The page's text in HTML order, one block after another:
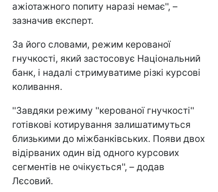
ажіотажного попиту наразі немає'', –
зазначив експерт.
За його словами, режим керованої
гнучкості, який застосовує Національний
банк, і надалі стримуватиме різкі курсові
коливання.
''Завдяки режиму ''керованої гнучкості''
готівкові котирування залишатимуться
близькими до міжбанківських. Появи двох
відірваних один від одного курсових
сегментів не очікується'', – додав
Лєсовий.